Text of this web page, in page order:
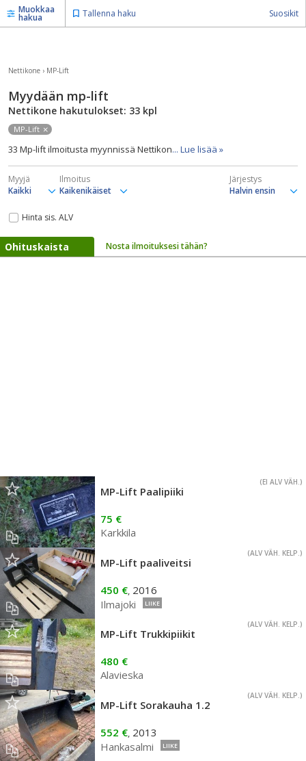
Muokkaa
hakua Tallenna haku Suosikit
Nettikone › MP-Lift
Myydään mp-lift
Nettikone hakutulokset: 33 kpl
MP-Lift
33 Mp-lift ilmoitusta myynnissä Nettikon... Lue lisää »
Myyjä Ilmoitus Järjestys
Hinta sis. ALV
Ohituskaista Nosta ilmoituksesi tähän?
(EI ALV VÄH.)
MP-Lift Paalipiiki
75 €
Karkkila
(ALV VÄH. KELP.)
MP-Lift paaliveitsi
450 €, 2016
Ilmajoki
LIIKE
(ALV VÄH. KELP.)
MP-Lift Trukkipiikit
480 €
Alavieska
(ALV VÄH. KELP.)
MP-Lift Sorakauha 1.2
552 €, 2013
Hankasalmi
LIIKE